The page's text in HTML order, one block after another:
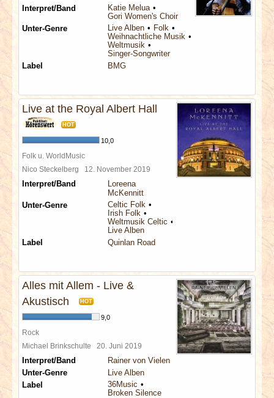
Interpret/Band
Katie Melua
Gori Women's Choir
Unter-Genre
Live Alben
Folk
Weihnachtliche Musik
Weltmusik
Singer-Songwriter
Label
BMG
Live at the Royal Albert Hall
HOT
10,0
Folk u. WorldMusic
Nico Steckelberg 12. November 2019
Interpret/Band
Loreena
McKennitt
Unter-Genre
Celtic Folk
Irish Folk
Weltmusik Celtic
Live Alben
Label
Quinlan Road
Alles mit Allem - Live &
Akustisch
HOT
9,0
Rock
Michael Brinkschulte 20. Juni 2019
Interpret/Band
Rainer von Vielen
Unter-Genre
Live Alben
Label
36Music
Broken Silence